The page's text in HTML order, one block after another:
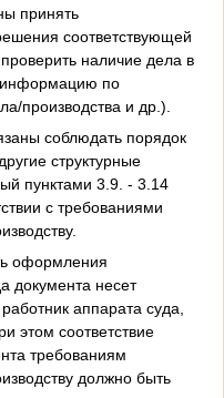
принять
соответствующей
наличие дела в
информацию по
производства и др.).
соблюдать порядок
структурные
пунктами 3.9. - 3.14
с требованиями
оформления
документа несет
аппарата суда,
этом соответствие
требованиям
должно быть